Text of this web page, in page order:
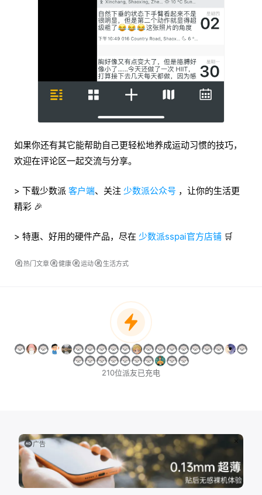
如果你还有其它能帮助自己更轻松地养成运动习惯的技巧，
欢迎在评论区一起交流与分享。
> 下载少数派 客户端、关注 少数派公众号 ，让你的生活更
精彩 🎉
> 特惠、好用的硬件产品，尽在 少数派sspai官方店铺 🛒
热门文章 健康 运动 生活方式
210位派友已充电
广告